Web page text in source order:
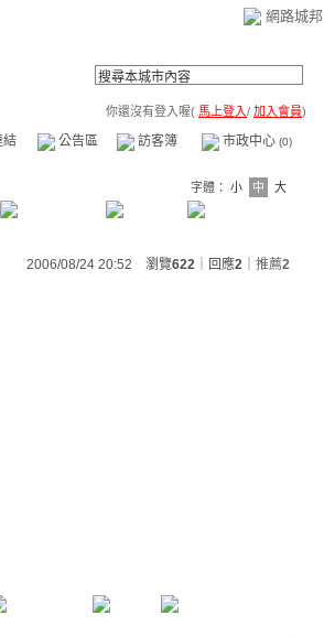
網路城邦
你還沒有登入喔( 馬上登入/ 加入會員)
結 公告區 訪客簿 市政中心 (0)
字體： 小 中
大
2006/08/24 20:52 瀏覽622 ｜回應2 推薦2